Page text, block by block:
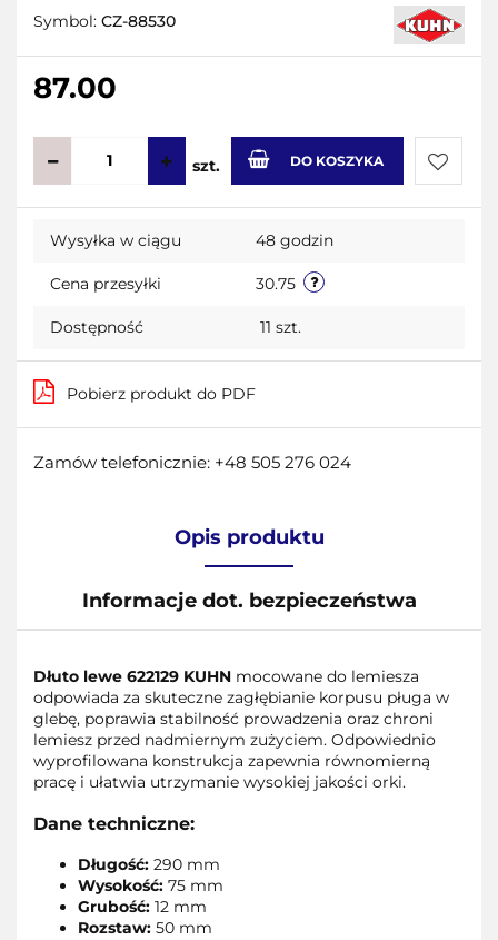
Symbol: CZ-88530
87.00
szt. DO KOSZYKA
Do
Wysyłka w ciągu 48 godzin
Cena przesyłki 30.75
Dostępność 11 szt.
Pobierz produkt do PDF
Zamów telefonicznie: +48 505 276 024
Opis produktu
Informacje dot. bezpieczeństwa
Dłuto lewe 622129 KUHN mocowane do lemiesza
odpowiada za skuteczne zagłębianie korpusu pługa w
glebę, poprawia stabilność prowadzenia oraz chroni
lemiesz przed nadmiernym zużyciem. Odpowiednio
wyprofilowana konstrukcja zapewnia równomierną
pracę i ułatwia utrzymanie wysokiej jakości orki.
Dane techniczne:
Długość: 290 mm
Wysokość: 75 mm
Grubość: 12 mm
Rozstaw: 50 mm